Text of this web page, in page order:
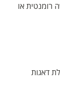
רומנטית או
דאגות